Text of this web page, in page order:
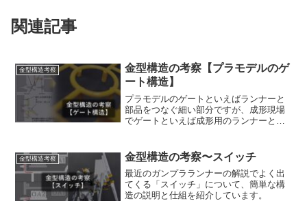
関連記事
金型構造考察
金型構造の考察【プラモデルのゲ
ート構造】
プラモデルのゲートといえばランナーと
部品をつなぐ細い部分ですが、成形現場
でゲートといえば成形用のランナーと製
存在します。その「プラモデルのランナ
ーのゲート」に対してどこにあってどの
ような構造をしているのか考察していま
す。
金型構造考察 金型構造の考察〜スイッチ
最近のガンプラランナーの解説でよく出
てくる「スイッチ」について、簡単な構
造の説明と仕組を紹介しています。